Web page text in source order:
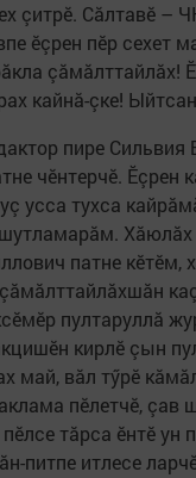
çитрӗ. Сăлтавӗ –
ӗçрен пӗр сехет
çăмăлттайлăх!
кайнă-çке!
пире Сильвия
чӗнтерчӗ. Ӗçрен
усса тухса
Хăюлăх
патне кӗтӗм,
пултаруллă
кирлӗ çын
май, вăл тӳрӗ
пӗлетчӗ, çав
тăрса ӗнтӗ ун
питпе итлесе